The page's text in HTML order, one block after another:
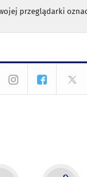
przeglądarki